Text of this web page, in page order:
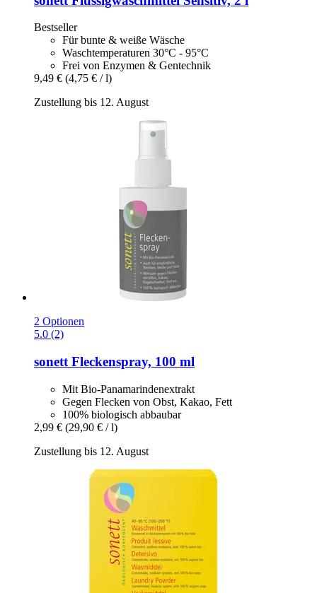
Bestseller
Für bunte & weiße Wäsche
Waschtemperaturen 30°C - 95°C
Frei von Enzymen & Gentechnik
9,49 € (4,75 € / l)
Zustellung bis 12. August
2 Optionen
5.0 (2)
sonett Fleckenspray, 100 ml
Mit Bio-Panamarindenextrakt
Gegen Flecken von Obst, Kakao, Fett
100% biologisch abbaubar
2,99 € (29,90 € / l)
Zustellung bis 12. August